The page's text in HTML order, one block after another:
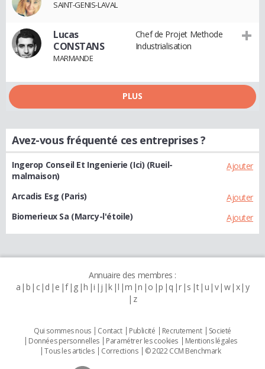
SAINT-GENIS-LAVAL
Lucas
CONSTANS
MARMANDE
Chef de Projet Methode
Industrialisation
PLUS
Avez-vous fréquenté ces entreprises ?
Ajouter
Ingerop Conseil Et Ingenierie (Ici) (Rueil-
malmaison)
Ajouter
Arcadis Esg (Paris)
Ajouter
Biomerieux Sa (Marcy-l'étoile)
Annuaire des membres :
a b c d e f g h i j k l m n o p q r s t u v w x y
z
Qui sommes nous Contact Publicité Recrutement
Societé
Données personnelles
Paramétrer les cookies
Mentions légales
Tous les articles
Corrections © 2022 CCM Benchmark